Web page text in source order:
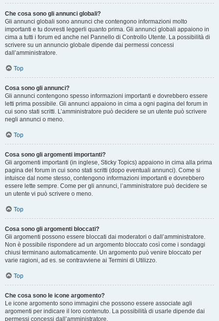
Che cosa sono gli annunci globali?
Gli annunci globali sono annunci che contengono informazioni molto
importanti e tu dovresti leggerli quanto prima. Gli annunci globali appaiono in
cima a tutti i forum ed anche nel Pannello di Controllo Utente. La possibilità di
scrivere su un annuncio globale dipende dai permessi concessi
dall’amministratore.
Top
Cosa sono gli annunci?
Gli annunci contengono spesso informazioni importanti e dovrebbero essere
letti prima possibile. Gli annunci appaiono in cima a ogni pagina del forum in
cui sono stati scritti. L’amministratore può decidere se un utente può scrivere
negli annunci o meno.
Top
Cosa sono gli argomenti importanti?
Gli argomenti importanti (in inglese, Sticky Topics) appaiono in cima alla prima
pagina del forum in cui sono stati scritti (dopo eventuali annunci). Come si
intuisce dal nome stesso, contengono informazioni importanti e dovrebbero
essere lette sempre. Come per gli annunci, l’amministratore può decidere se
un utente vi può scrivere o meno.
Top
Cosa sono gli argomenti bloccati?
Gli argomenti possono essere bloccati dai moderatori o dall’amministratore.
Non è possibile rispondere ad un argomento bloccato così come i sondaggi
chiusi terminano automaticamente. Un argomento può venire bloccato per
varie ragioni, ad es. se contravviene ai Termini di Utilizzo.
Top
Che cosa sono le icone argomento?
Le icone argomento sono immagini che possono essere associate agli
argomenti per indicare il loro contenuto. La possibilità di usarle dipende dai
permessi concessi dall’amministratore.